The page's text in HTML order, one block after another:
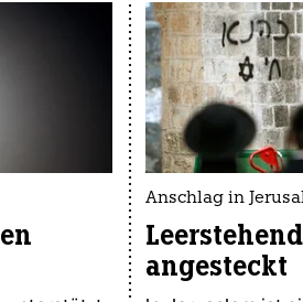
Anschlag in
angesteckt